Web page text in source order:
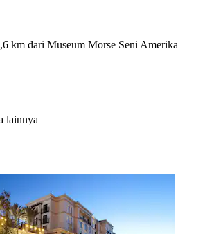
km dari Museum Morse Seni Amerika
lainnya